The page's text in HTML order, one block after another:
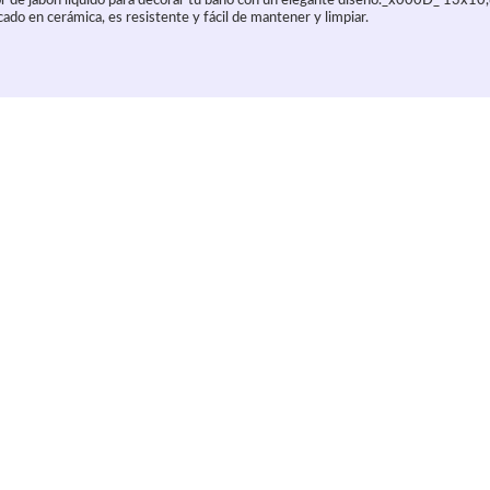
en cerámica, es resistente y fácil de mantener y limpiar.